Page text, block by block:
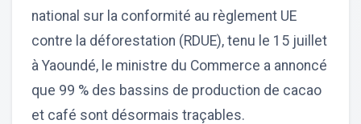
national sur la conformité au règlement UE
contre la déforestation (RDUE), tenu le 15 juillet
à Yaoundé, le ministre du Commerce a annoncé
que 99 % des bassins de production de cacao
et café sont désormais traçables.